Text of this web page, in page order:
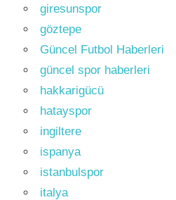
giresunspor
göztepe
Güncel Futbol Haberleri
güncel spor haberleri
hakkarigücü
hatayspor
ingiltere
ispanya
istanbulspor
italya